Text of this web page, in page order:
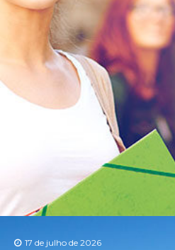
17 de julho de 2026